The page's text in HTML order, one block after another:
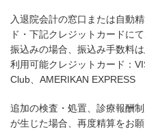
入退院会計の窓口または自動
ド・下記クレジットカードに
振込みの場合、振込み手数料
利用可能クレジットカード：
Club、AMERIKAN EXPRESS
追加の検査・処置、診療報酬
が生じた場合、再度精算をお